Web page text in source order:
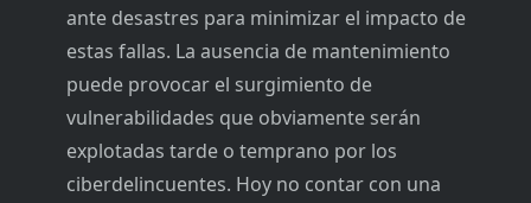
ante desastres para minimizar el impacto de
estas fallas. La ausencia de mantenimiento
puede provocar el surgimiento de
vulnerabilidades que obviamente serán
explotadas tarde o temprano por los
ciberdelincuentes. Hoy no contar con una